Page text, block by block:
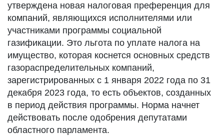
утверждена новая налоговая преференция для
компаний, являющихся исполнителями или
участниками программы социальной
газификации. Это льгота по уплате налога на
имущество, которая коснется основных средств
газораспределительных компаний,
зарегистрированных с 1 января 2022 года по 31
декабря 2023 года, то есть объектов, созданных
в период действия программы. Норма начнет
действовать после одобрения депутатами
областного парламента.